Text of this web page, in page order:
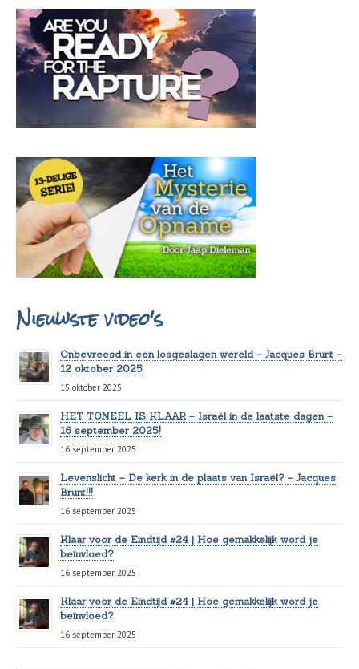
Nieuwste video's
Onbevreesd in een losgeslagen wereld – Jacques Brunt –
12 oktober 2025
15 oktober 2025
HET TONEEL IS KLAAR – Israël in de laatste dagen –
16 september 2025!
16 september 2025
Levenslicht – De kerk in de plaats van Israël? – Jacques
Brunt!!!
16 september 2025
Klaar voor de Eindtijd #24 | Hoe gemakkelijk word je
beïnvloed?
16 september 2025
Klaar voor de Eindtijd #24 | Hoe gemakkelijk word je
beïnvloed?
16 september 2025